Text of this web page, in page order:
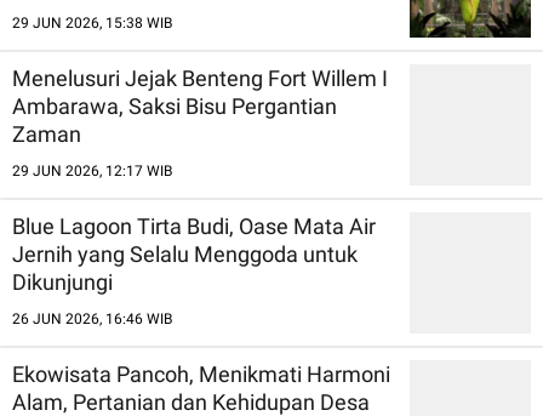
29 JUN 2026, 15:38 WIB
Menelusuri Jejak Benteng Fort Willem I
Ambarawa, Saksi Bisu Pergantian
Zaman
29 JUN 2026, 12:17 WIB
Blue Lagoon Tirta Budi, Oase Mata Air
Jernih yang Selalu Menggoda untuk
Dikunjungi
26 JUN 2026, 16:46 WIB
Ekowisata Pancoh, Menikmati Harmoni
Alam, Pertanian dan Kehidupan Desa